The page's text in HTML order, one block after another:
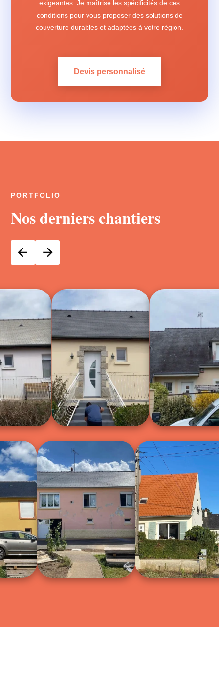
exigeantes. Je maîtrise les spécificités de ces
conditions pour vous proposer des solutions de
couverture durables et adaptées à votre région.
Devis personnalisé
PORTFOLIO
Nos derniers chantiers